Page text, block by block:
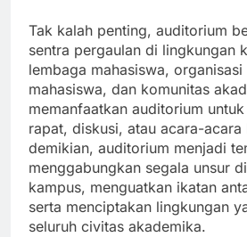
Tak kalah penting, auditorium
sentra pergaulan di lingkungan
lembaga mahasiswa,
mahasiswa, dan komunitas
memanfaatkan auditorium
rapat, diskusi, atau acara-acara
demikian, auditorium menjadi
menggabungkan segala unsur
kampus, menguatkan ikatan
serta menciptakan lingkungan
seluruh civitas akademika.